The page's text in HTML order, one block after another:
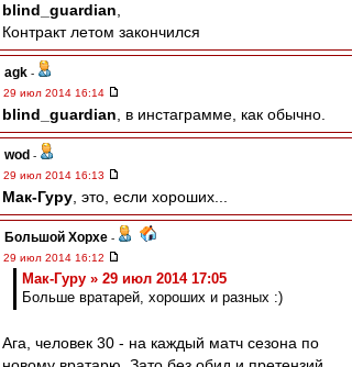
blind_guardian
Контракт летом закончился
agk -
29 июл 2014 16:14
blind_guardian , в инстаграмме, как обычно.
wod -
29 июл 2014 16:13
Мак-Гуру , это, если хороших...
Большой Хорхе -
29 июл 2014 16:12
Мак-Гуру » 29 июл 2014 17:05
Больше вратарей, хороших и разных :)
Ага, человек 30 - на каждый матч сезона по